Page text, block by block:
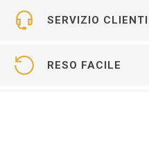
SERVIZIO CLIENTI
RESO FACILE